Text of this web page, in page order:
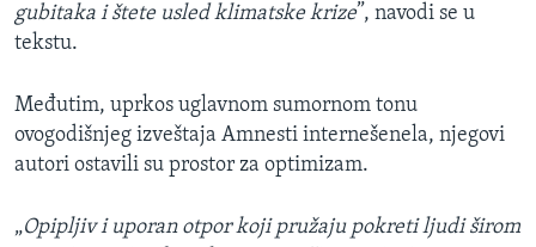
gubitaka i štete usled klimatske krize”, navodi se u
tekstu.
Međutim, uprkos uglavnom sumornom tonu
ovogodišnjeg izveštaja Amnesti internešenela, njegovi
autori ostavili su prostor za optimizam.
„Opipljiv i uporan otpor koji pružaju pokreti ljudi širom